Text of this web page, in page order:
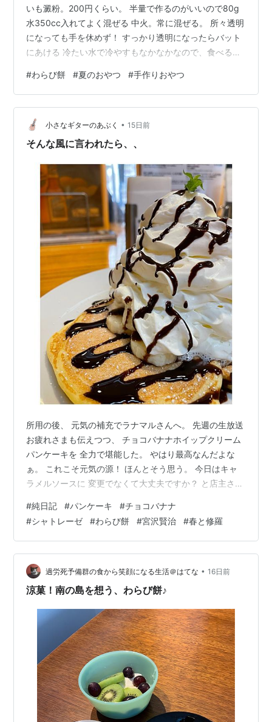
いも澱粉。200円くらい。 半量で作るのがいいので80g
水350cc入れてよく混ぜる 中火。常に混ぜる。 所々透明
になっても手を休めず！ すっかり透明になったらバット
にあける 冷たい水で冷やすもなかなかなので、食べる分
な板も濡らしておく。 ふふふ。 きな粉と黒蜜 美味し
い！残りの半分も食べちゃえ！一度になくなった。やめ
られないのよね。
#わらび餅 #夏のおやつ #手作りおやつ
小さなギターのあぶく • 15日前
そんな風に言われたら、、
所用の後、 元気の補充でラナマルさんへ。 先週の生放送
お疲れさまも伝えつつ、 チョコバナナホイップクリーム
パンケーキを 全力で堪能した。 やはり最高なんだよな
ぁ。 これこそ元気の源！ ほんとそう思う。 今日はキャ
ラメルソースに 変更でなくて大丈夫ですか？ と店主さん
て。 昨日はノーマルチョコバナナ。 ただ、そんな風に言
われたら、、 すぐにキャラメルバナナも食べたくなる。
また早くに行きたいな。 チョコバナナもキャラメルバナ
ナも。 チョコミントにブルーベリー、ストロベリーも。
どれも最高に美味しいので、 ローテーションでとは思う
のだけど。 キャ…
#純日記 #パンケーキ #チョコバナナ
#シャトレーゼ #わらび餅 #宮沢賢治 #春と修羅
過労死予備群の食から笑顔になる生活＠はてな • 16日前
涼菓！南の島を想う、わらび餅♪